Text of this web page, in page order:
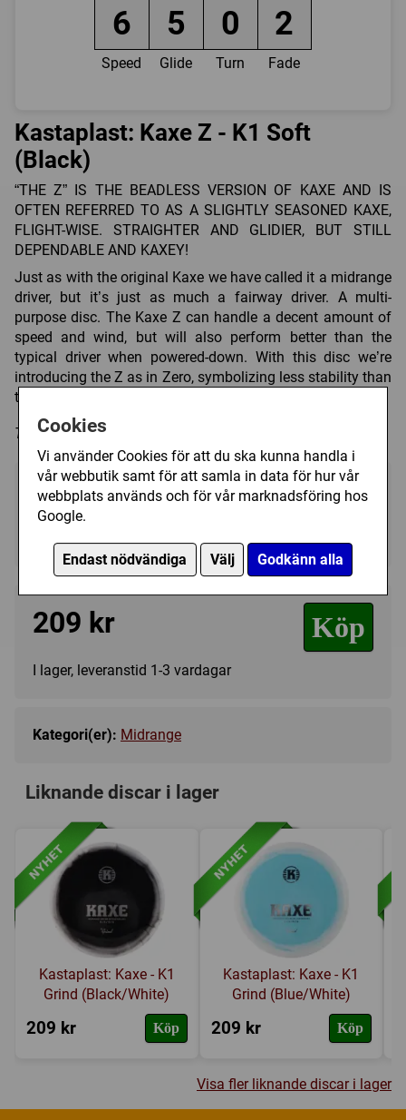
Cookies
Vi använder Cookies för att du ska kunna handla i
vår webbutik samt för att samla in data för hur vår
webbplats används och för vår marknadsföring hos
Google.
Endast nödvändiga Välj Godkänn alla
6 5 0 2
Speed Glide Turn Fade
Kastaplast: Kaxe Z - K1 Soft
(Black)
“THE Z” IS THE BEADLESS VERSION OF KAXE AND IS
OFTEN REFERRED TO AS A SLIGHTLY SEASONED KAXE,
FLIGHT-WISE. STRAIGHTER AND GLIDIER, BUT STILL
DEPENDABLE AND KAXEY!
Just as with the original Kaxe we have called it a midrange
driver, but it’s just as much a fairway driver. A multi-
purpose disc. The Kaxe Z can handle a decent amount of
speed and wind, but will also perform better than the
typical driver when powered-down. With this disc we’re
introducing the Z as in Zero, symbolizing less stability than
the original mold.
Trycket på discen kan variera i färg och form.
Välj färg:
Black - I lager
209 kr Köp
I lager, leveranstid 1-3 vardagar
Kategori(er): Midrange
Liknande discar i lager
Kastaplast: Kaxe - K1
Grind (Black/White)
209 kr Köp
Kastaplast: Kaxe - K1
Grind (Blue/White)
209 kr Köp
Visa fler liknande discar i lager